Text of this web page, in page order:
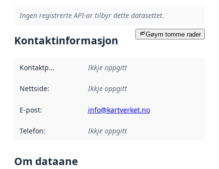
Ingen registrerte API-ar tilbyr dette datasettet.
Gøym tomme rader
Kontaktinformasjon
Kontaktpunkt Ikkje oppgitt
Nettside: Ikkje oppgitt
E-post: info@kartverket.no
Telefon: Ikkje oppgitt
Om dataane